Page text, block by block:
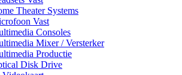
Theater Systems
Vast
Consoles
Mixer / Versterker
Productie
Disk Drive